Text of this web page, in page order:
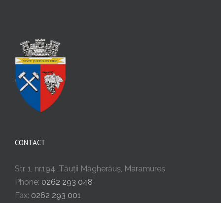
CONTACT
Str. 1, nr.194, Tăuții Măgherăuș, Maramureș
Phone: 0262 293 048
Fax: 0262 293 001